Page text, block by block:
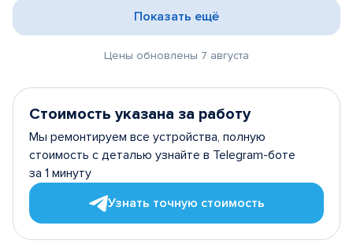
Цены обновлены 7 августа
Показать ещё
Стоимость указана за работу
Мы ремонтируем все устройства, полную
стоимость с деталью узнайте в Telegram-боте
за 1 минуту
Узнать точную стоимость